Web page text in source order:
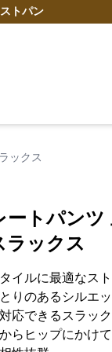
ストパン
ックス
ートパンツ
ラックス
イルに最適なス
りのあるシルエ
応できるスラック
らヒップにかけ